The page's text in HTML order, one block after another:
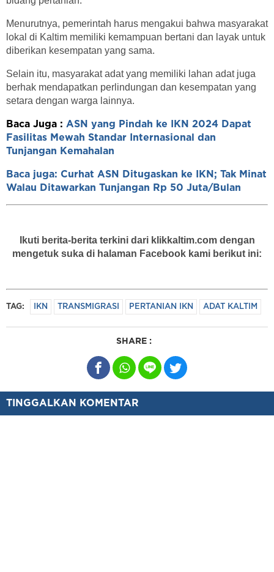
Menurutnya, pemerintah harus mengakui bahwa masyarakat
lokal di Kaltim memiliki kemampuan bertani dan layak untuk
diberikan kesempatan yang sama.
Selain itu, masyarakat adat yang memiliki lahan adat juga
berhak mendapatkan perlindungan dan kesempatan yang
setara dengan warga lainnya.
Baca Juga : ASN yang Pindah ke IKN 2024 Dapat
Fasilitas Mewah Standar Internasional dan
Tunjangan Kemahalan
Baca juga: Curhat ASN Ditugaskan ke IKN; Tak Minat
Walau Ditawarkan Tunjangan Rp 50 Juta/Bulan
Ikuti berita-berita terkini dari klikkaltim.com dengan
mengetuk suka di halaman Facebook kami berikut ini:
TAG: IKN TRANSMIGRASI PERTANIAN IKN ADAT KALTIM
SHARE :
TINGGALKAN KOMENTAR